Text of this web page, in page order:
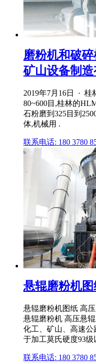
磨粉机和破
矿山设备制造
2019年7月16日 · 桂
80~600目,桂林的
石粉磨到325目到
体,机械用 .
联系电话: 180 3780
悬辊磨粉机图
悬辊磨粉机图纸 高
悬辊磨粉机 高压悬
化工、矿山、高速公
于加工莫氏硬度93级
联系电话: 180 3780